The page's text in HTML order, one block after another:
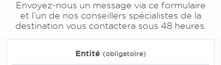
Envoyez-nous un message via ce formulaire
et l’un de nos conseillers spécialistes de la
destination vous contactera sous 48 heures.
Entité (obligatoire)